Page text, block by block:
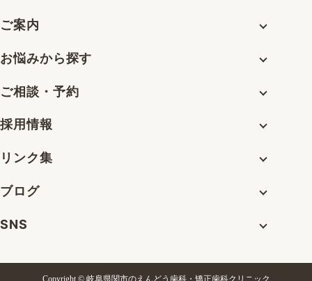
ご案内
お悩みから探す
ご相談・予約
採用情報
リンク集
ブログ
SNS
Copyright © 岐阜県関市のえんどう歯科・矯正歯科クリニック